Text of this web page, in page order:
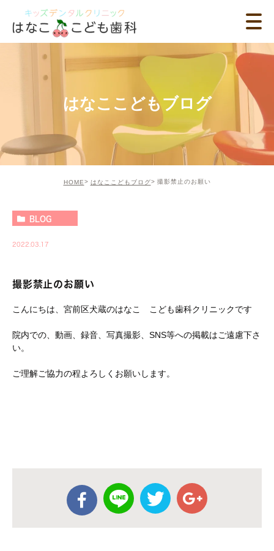
はなここどもブログ
HOME はなここどもブログ 撮影禁止のお願い
BLOG
2022.03.17
撮影禁止のお願い
こんにちは、宮前区犬蔵のはなこ こども歯科クリニックです
院内での、動画、録音、写真撮影、SNS等への掲載はご遠慮下さ
い。
ご理解ご協力の程よろしくお願いします。